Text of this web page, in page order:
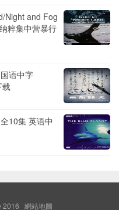
Night and Fog
粹集中营暴行
语中字
载
10集 英语中
網站地圖